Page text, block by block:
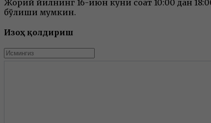
Жорий йилнинг 16-июн куни соат 10:00 дан
бўлиши мумкин.
Изоҳ қолдириш